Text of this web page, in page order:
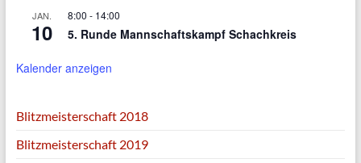
JAN.
10
8:00 - 14:00
5. Runde Mannschaftskampf Schachkreis
Kalender anzeigen
Blitzmeisterschaft 2018
Blitzmeisterschaft 2019